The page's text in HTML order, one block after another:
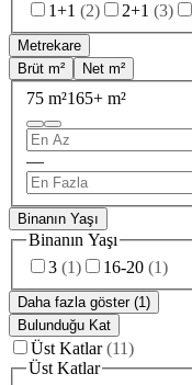
1+1 (2) 2+1 (3)
Metrekare
Brüt m²
Net m²
75 m²165+ m²
—
Binanın Yaşı
Binanın Yaşı
3 (1) 16-20 (1)
Daha fazla göster (1)
Bulunduğu Kat
Üst Katlar (11)
Üst Katlar